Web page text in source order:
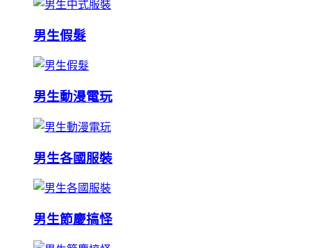
男生假髮
男生動漫電玩
男生各國服裝
男生節慶搞怪